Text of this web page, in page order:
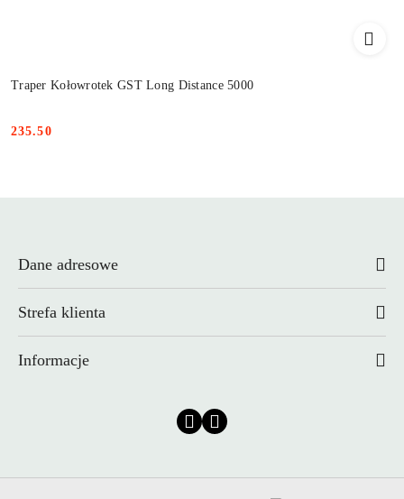
Traper Kołowrotek GST Long Distance 5000
Cena:
235.50
Dane adresowe
Strefa klienta
Informacje